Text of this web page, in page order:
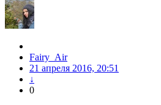
Fairy_Air
21 апреля 2016, 20:51
↓
0